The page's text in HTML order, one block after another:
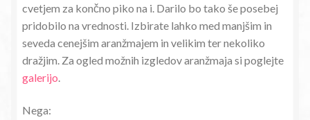
cvetjem za končno piko na i. Darilo bo tako še posebej
pridobilo na vrednosti. Izbirate lahko med manjšim in
seveda cenejšim aranžmajem in velikim ter nekoliko
dražjim. Za ogled možnih izgledov aranžmaja si poglejte
galerijo
Nega: